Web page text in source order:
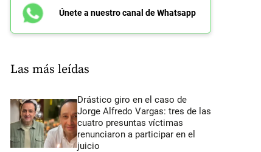
Únete a nuestro canal de Whatsapp
Las más leídas
Drástico giro en el caso de
Jorge Alfredo Vargas: tres de las
cuatro presuntas víctimas
renunciaron a participar en el
juicio